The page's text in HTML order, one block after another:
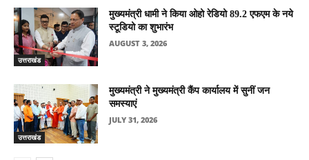
उत्तराखंड
मुख्यमंत्री धामी ने किया ओहो रेडियो 89.2 एफएम के नये
स्टूडियो का शुभारंभ
AUGUST 3, 2026
उत्तराखंड
मुख्यमंत्री ने मुख्यमंत्री कैंप कार्यालय में सुनीं जन
समस्याएं
JULY 31, 2026